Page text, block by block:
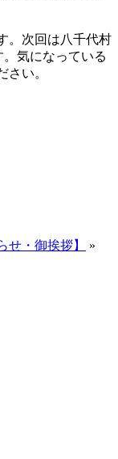
。次回は八千代村
。気になっている
さい。
せ・御挨拶】 »